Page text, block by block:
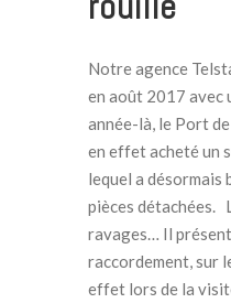
Notre agence
en août 2017 avec
année-là, le Port
en effet acheté un
lequel a désormais
pièces détachées.
ravages… Il
raccordement, sur
effet lors de la